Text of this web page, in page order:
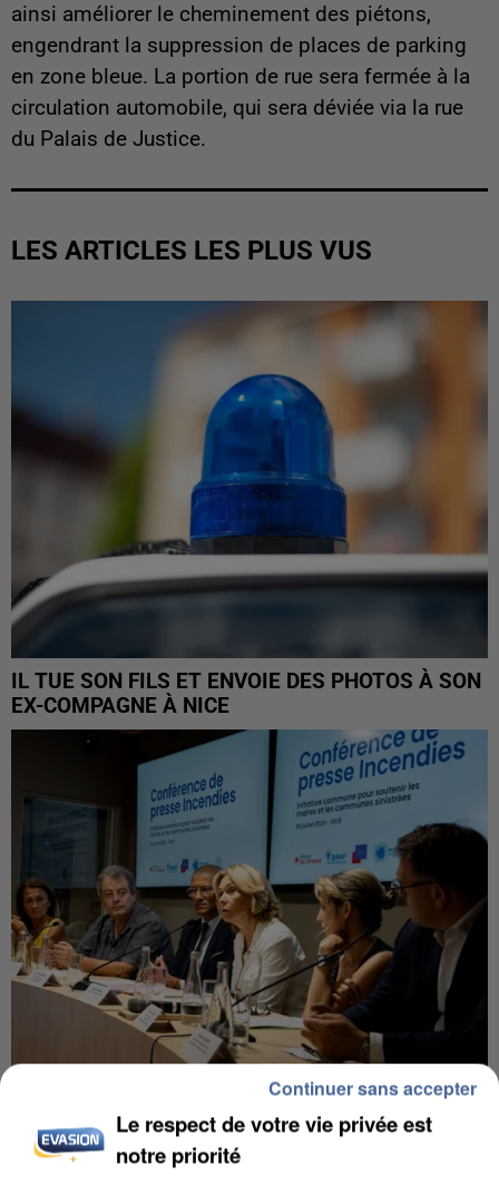
ainsi améliorer le cheminement des piétons,
engendrant la suppression de places de parking
en zone bleue. La portion de rue sera fermée à la
circulation automobile, qui sera déviée via la rue
du Palais de Justice.
LES ARTICLES LES PLUS VUS
IL TUE SON FILS ET ENVOIE DES PHOTOS À SON
EX-COMPAGNE À NICE
INCENDIES : L’ÎLE-DE-FRANCE LANCE UN ÉLAN
DE SOLIDARITÉ AVEC LES...
Le respect de votre vie privée est
notre priorité
Continuer sans accepter